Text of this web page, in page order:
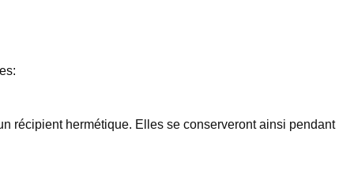
récipient hermétique. Elles se conserveront ainsi pendant